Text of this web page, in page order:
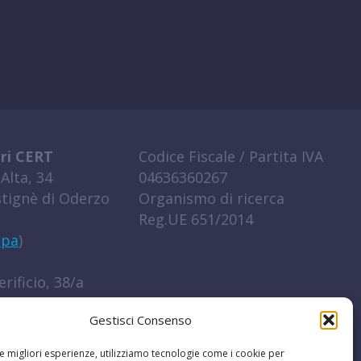
Gestisci Consenso
migliori esperienze, utilizziamo tecnologie come i cookie per
CERT
34
di Oderzo
)
38/a
(RO)
Codice Fiscale / Partita IVA
04636360267
Organismo di ricerca
Reg.UE 651/2014